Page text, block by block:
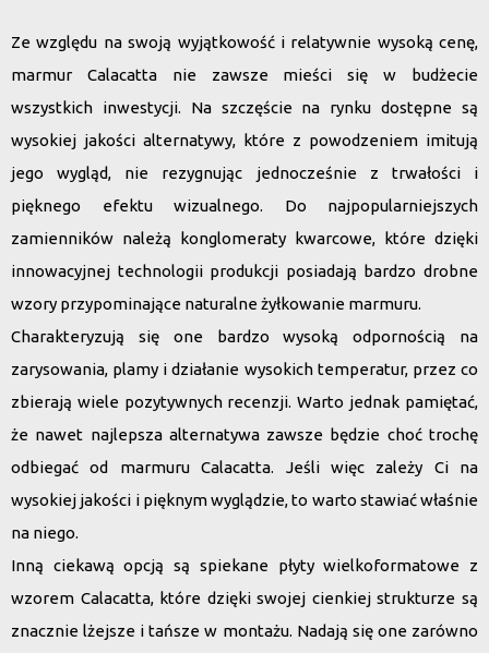
Ze względu na swoją wyjątkowość i relatywnie wysoką cenę,
marmur Calacatta nie zawsze mieści się w budżecie
wszystkich inwestycji. Na szczęście na rynku dostępne są
wysokiej jakości alternatywy, które z powodzeniem imitują
jego wygląd, nie rezygnując jednocześnie z trwałości i
pięknego efektu wizualnego. Do najpopularniejszych
zamienników należą konglomeraty kwarcowe, które dzięki
innowacyjnej technologii produkcji posiadają bardzo drobne
wzory przypominające naturalne żyłkowanie marmuru.
Charakteryzują się one bardzo wysoką odpornością na
zarysowania, plamy i działanie wysokich temperatur, przez co
zbierają wiele pozytywnych recenzji. Warto jednak pamiętać,
że nawet najlepsza alternatywa zawsze będzie choć trochę
odbiegać od marmuru Calacatta. Jeśli więc zależy Ci na
wysokiej jakości i pięknym wyglądzie, to warto stawiać właśnie
na niego.
Inną ciekawą opcją są spiekane płyty wielkoformatowe z
wzorem Calacatta, które dzięki swojej cienkiej strukturze są
znacznie lżejsze i tańsze w montażu. Nadają się one zarówno